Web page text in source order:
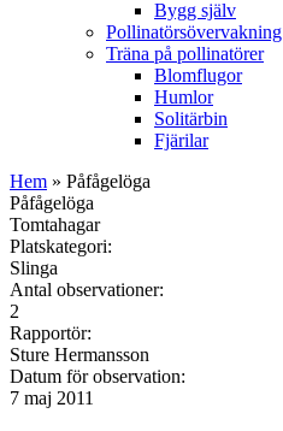
Bygg själv
Pollinatörsövervakning
Träna på pollinatörer
Blomflugor
Humlor
Solitärbin
Fjärilar
Hem » Påfågelöga
Påfågelöga
Tomtahagar
Platskategori:
Slinga
Antal observationer:
2
Rapportör:
Sture Hermansson
Datum för observation:
7 maj 2011